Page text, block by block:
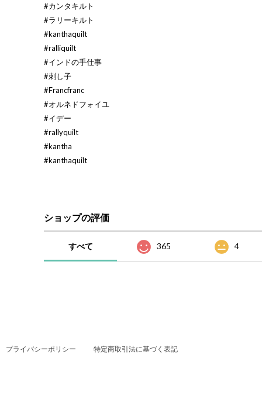
#カンタキルト
#ラリーキルト
#kanthaquilt
#ralliquilt
#インドの手仕事
#刺し子
#Francfranc
#オルネドフォイユ
#イデー
#rallyquilt
#kantha
#kanthaquilt
ショップの評価
すべて 365 4
プライバシーポリシー 特定商取引法に基づく表記